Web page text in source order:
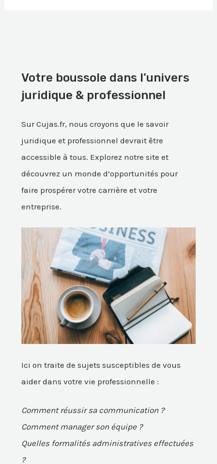
Votre boussole dans l’univers
juridique & professionnel
Sur Cujas.fr, nous croyons que le savoir
juridique et professionnel devrait être
accessible à tous. Explorez notre site et
découvrez un monde d’opportunités pour
faire prospérer votre carrière et votre
entreprise.
Ici on traite de sujets susceptibles de vous
aider dans votre vie professionnelle :
Comment réussir sa communication ?
Comment manager son équipe ?
Quelles formalités administratives effectuées
?